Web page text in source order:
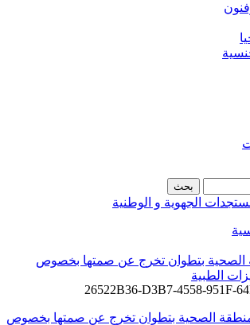
الصحية بتطوان تخرج عن صمتها بخصوص
الطبية
26522B36-D3B7-4558-951F-
المنطقة الصحية بتطوان تخرج عن صمتها بخصوص